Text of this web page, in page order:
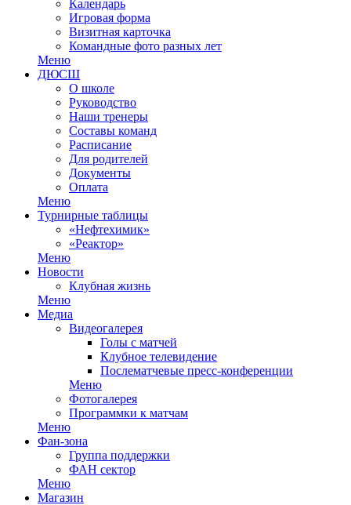
Календарь
Игровая форма
Визитная карточка
Командные фото разных лет
Меню
ДЮСШ
О школе
Руководство
Наши тренеры
Составы команд
Расписание
Для родителей
Документы
Оплата
Меню
Турнирные таблицы
«Нефтехимик»
«Реактор»
Меню
Новости
Клубная жизнь
Меню
Медиа
Видеогалерея
Голы с матчей
Клубное телевидение
Послематчевые пресс-конференции
Меню
Фотогалерея
Программки к матчам
Меню
Фан-зона
Группа поддержки
ФАН сектор
Меню
Магазин